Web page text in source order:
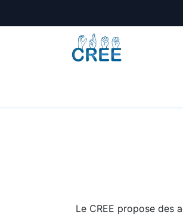
Le CREE propose des